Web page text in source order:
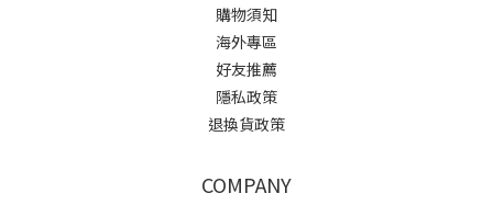
購物須知
海外專區
好友推薦
隱私政策
退換貨政策
COMPANY